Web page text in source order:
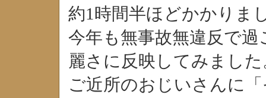
約1時間半ほどかかりま
今年も無事故無違反で
麗さに反映してみました
ご近所のおじいさんに